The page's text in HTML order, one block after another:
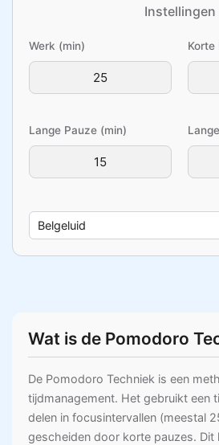
Instellingen
Werk (min) Korte
Lange Pauze (min)
Wat is de Pomodoro
De Pomodoro Techniek is een
tijdmanagement. Het gebruikt een
delen in focusintervallen (meestal
gescheiden door korte pauzes. Dit